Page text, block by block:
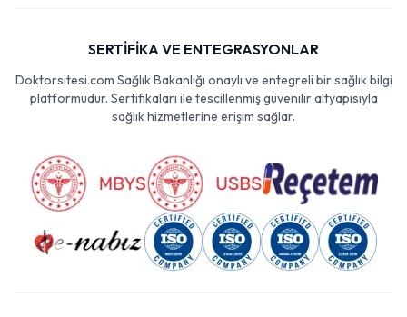
SERTİFİKA VE ENTEGRASYONLAR
Doktorsitesi.com Sağlık Bakanlığı onaylı ve entegreli bir sağlık bilgi
platformudur. Sertifikaları ile tescillenmiş güvenilir altyapısıyla
sağlık hizmetlerine erişim sağlar.